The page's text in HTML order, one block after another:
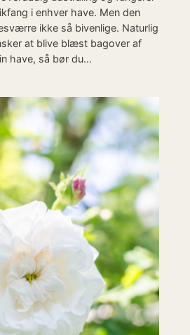
i enhver have. Men den
ikke så bivenlige. Naturlig
at blive blæst bagover af
have, så bør du…